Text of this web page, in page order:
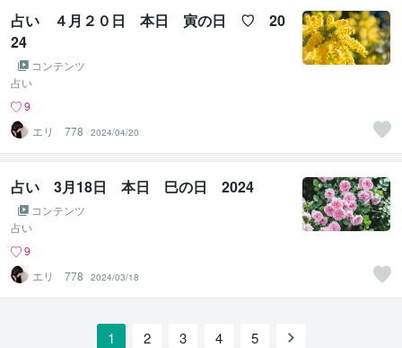
占い ４月２０日 本日 寅の日 ♡ 20
24
コンテンツ
占い
9
エリ 778
2024/04/20
占い 3月18日 本日 巳の日 2024
コンテンツ
占い
9
エリ 778
2024/03/18
1 2 3 4 5